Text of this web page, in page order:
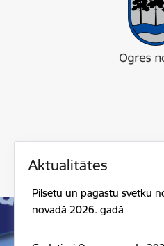
Aktualitātes
Pilsētu un pagastu svētku
novadā 2026. gadā